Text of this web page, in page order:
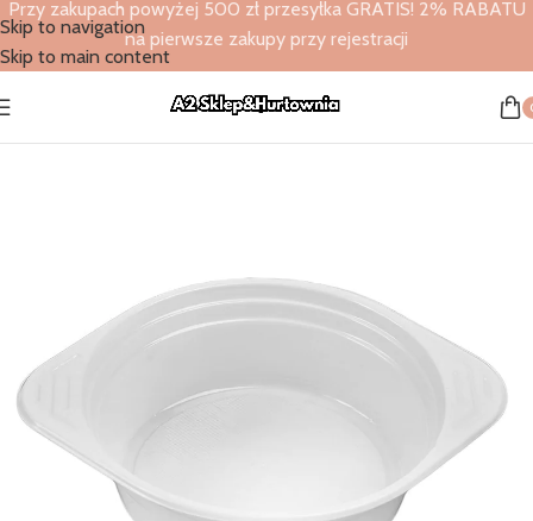
Skip to navigation
Skip to main content
Przy zakupach powyżej 500 zł przesyłka GRATIS! 2% RABATU
na pierwsze zakupy przy rejestracji
Strona główna